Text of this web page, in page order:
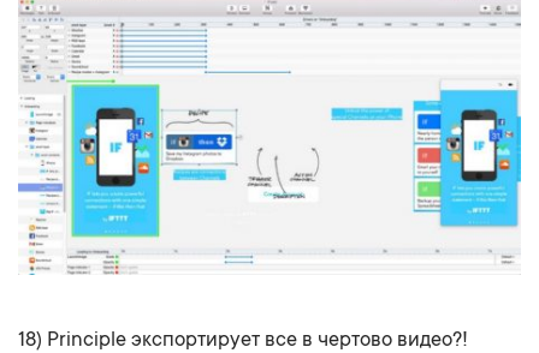
18) Principle экспортирует все в чертово видео?!